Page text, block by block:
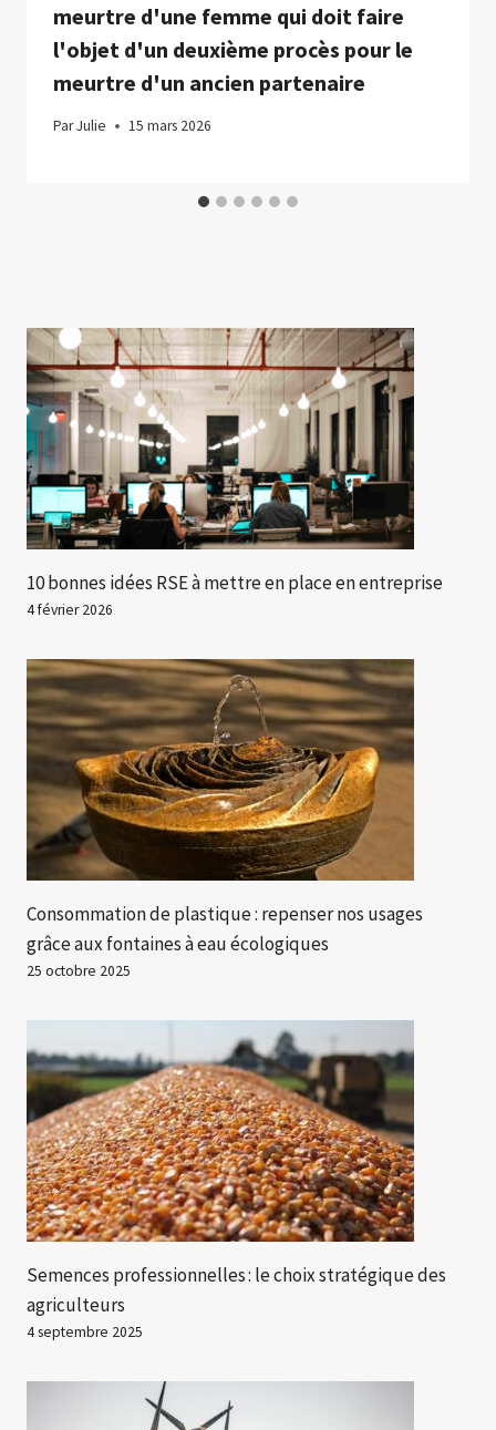
meurtre d'une femme qui doit faire
l'objet d'un deuxième procès pour le
meurtre d'un ancien partenaire
ParJulie 15 mars 2026
10 bonnes idées RSE à mettre en place en entreprise
4 février 2026
Consommation de plastique : repenser nos usages
grâce aux fontaines à eau écologiques
25 octobre 2025
Semences professionnelles : le choix stratégique des
agriculteurs
4 septembre 2025